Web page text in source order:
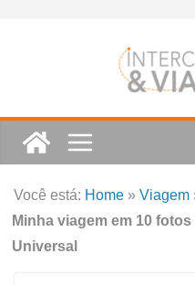
Você está: Home »Viagem
Minha viagem em 10
Universal